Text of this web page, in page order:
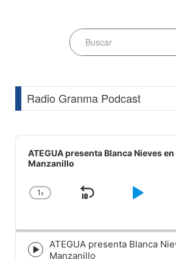
Radio Granma Podcast
Audio
Player
ATEGUA presenta Blanca Nieves
Manzanillo
Change
1x
Skip
Play
Episode
ATEGUA presenta Blanca
Manzanillo